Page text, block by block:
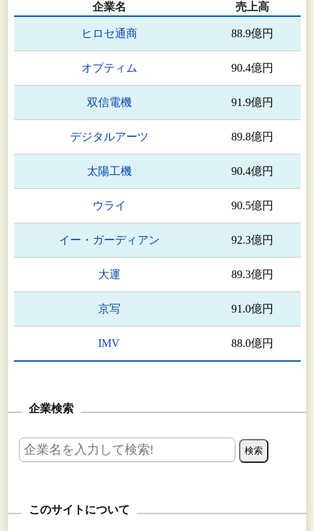
企業名 売上高
ヒロセ通商 88.9億円
オプティム 90.4億円
双信電機 91.9億円
デジタルアーツ 89.8億円
太陽工機 90.4億円
ウライ 90.5億円
イー・ガーディアン 92.3億円
大運 89.3億円
京写 91.0億円
IMV 88.0億円
企業検索
このサイトについて